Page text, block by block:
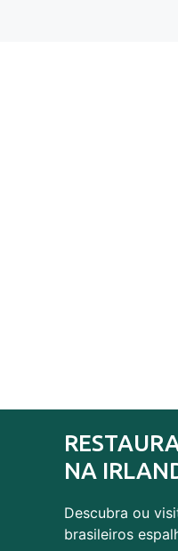
NA
Descubra ou
brasileiros